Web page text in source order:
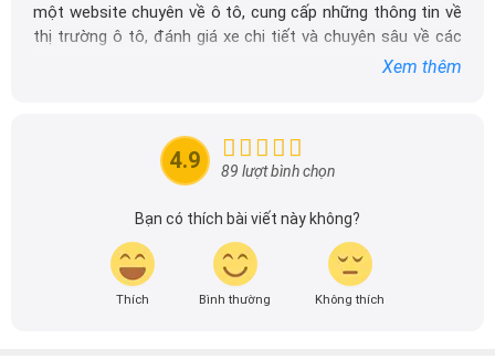
một website chuyên về ô tô, cung cấp những thông tin về
thị trường ô tô, đánh giá xe chi tiết và chuyên sâu về các
đầu cho những người yêu thích ô tô tại Việt Nam. Hãy
theo dõi tôi để cập nhật thông tin về thị trường ô tô
Xem thêm
4.9 89 lượt bình chọn
Bạn có thích bài viết này không?
Thích Bình thường Không thích